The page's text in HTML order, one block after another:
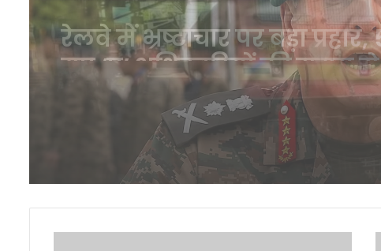
कारगिल विजय दिवस पर सेना
प्रमुख जनरल धीरज सेठ ने वीर
शहीदों को किया नमन, सुनाई
भावुक कविता